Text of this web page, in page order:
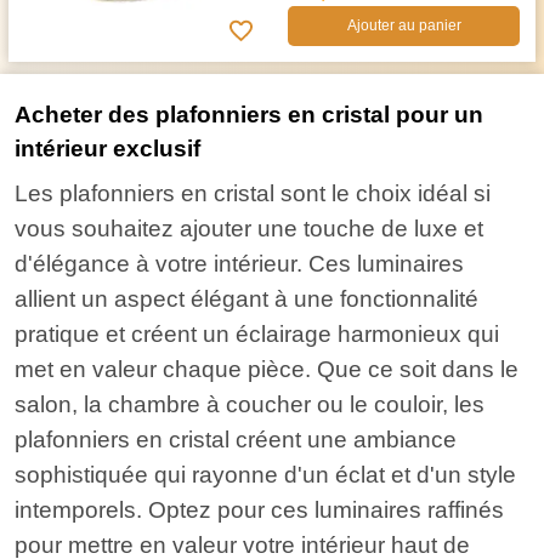
Ajouter au panier
Acheter des plafonniers en cristal pour un
intérieur exclusif
Les plafonniers en cristal sont le choix idéal si
vous souhaitez ajouter une touche de luxe et
d'élégance à votre intérieur. Ces luminaires
allient un aspect élégant à une fonctionnalité
pratique et créent un éclairage harmonieux qui
met en valeur chaque pièce. Que ce soit dans le
salon, la chambre à coucher ou le couloir, les
plafonniers en cristal créent une ambiance
sophistiquée qui rayonne d'un éclat et d'un style
intemporels. Optez pour ces luminaires raffinés
pour mettre en valeur votre intérieur haut de